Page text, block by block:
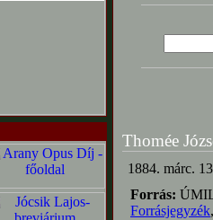
Thomée
1884. márc.
Forrás:
Forrásjegyzék,